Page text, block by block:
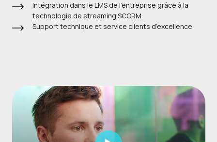
Intégration dans le LMS de l’entreprise grâce à la
technologie de streaming SCORM
Support technique et service clients d’excellence